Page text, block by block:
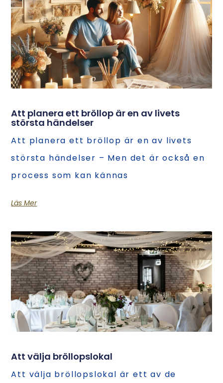
Att planera ett bröllop är en av livets
största händelser
Att planera ett bröllop är en av livets
största händelser – Men det är också en
process som kan kännas
Läs Mer
Att välja bröllopslokal
Att välja bröllopslokal är ett av de